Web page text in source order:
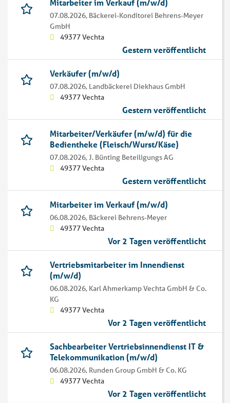
Mitarbeiter im Verkauf (m/w/d)
07.08.2026, Bäckerei-Konditorei Behrens-Meyer
GmbH
49377 Vechta
Gestern veröffentlicht
Verkäufer (m/w/d)
07.08.2026, Landbäckerei Diekhaus GmbH
49377 Vechta
Gestern veröffentlicht
Mitarbeiter/Verkäufer (m/w/d) für die
Bedientheke (Fleisch/Wurst/Käse)
07.08.2026,J. Bünting Beteiligungs AG
49377 Vechta
Gestern veröffentlicht
Mitarbeiter im Verkauf (m/w/d)
06.08.2026, Bäckerei Behrens-Meyer
49377 Vechta
Vor 2 Tagen veröffentlicht
Vertriebsmitarbeiter im Innendienst
(m/w/d)
06.08.2026, Karl Ahmerkamp Vechta GmbH & Co.
KG
49377 Vechta
Vor 2 Tagen veröffentlicht
Sachbearbeiter Vertriebsinnendienst IT &
Telekommunikation (m/w/d)
06.08.2026, Runden Group GmbH & Co. KG
49377 Vechta
Vor 2 Tagen veröffentlicht